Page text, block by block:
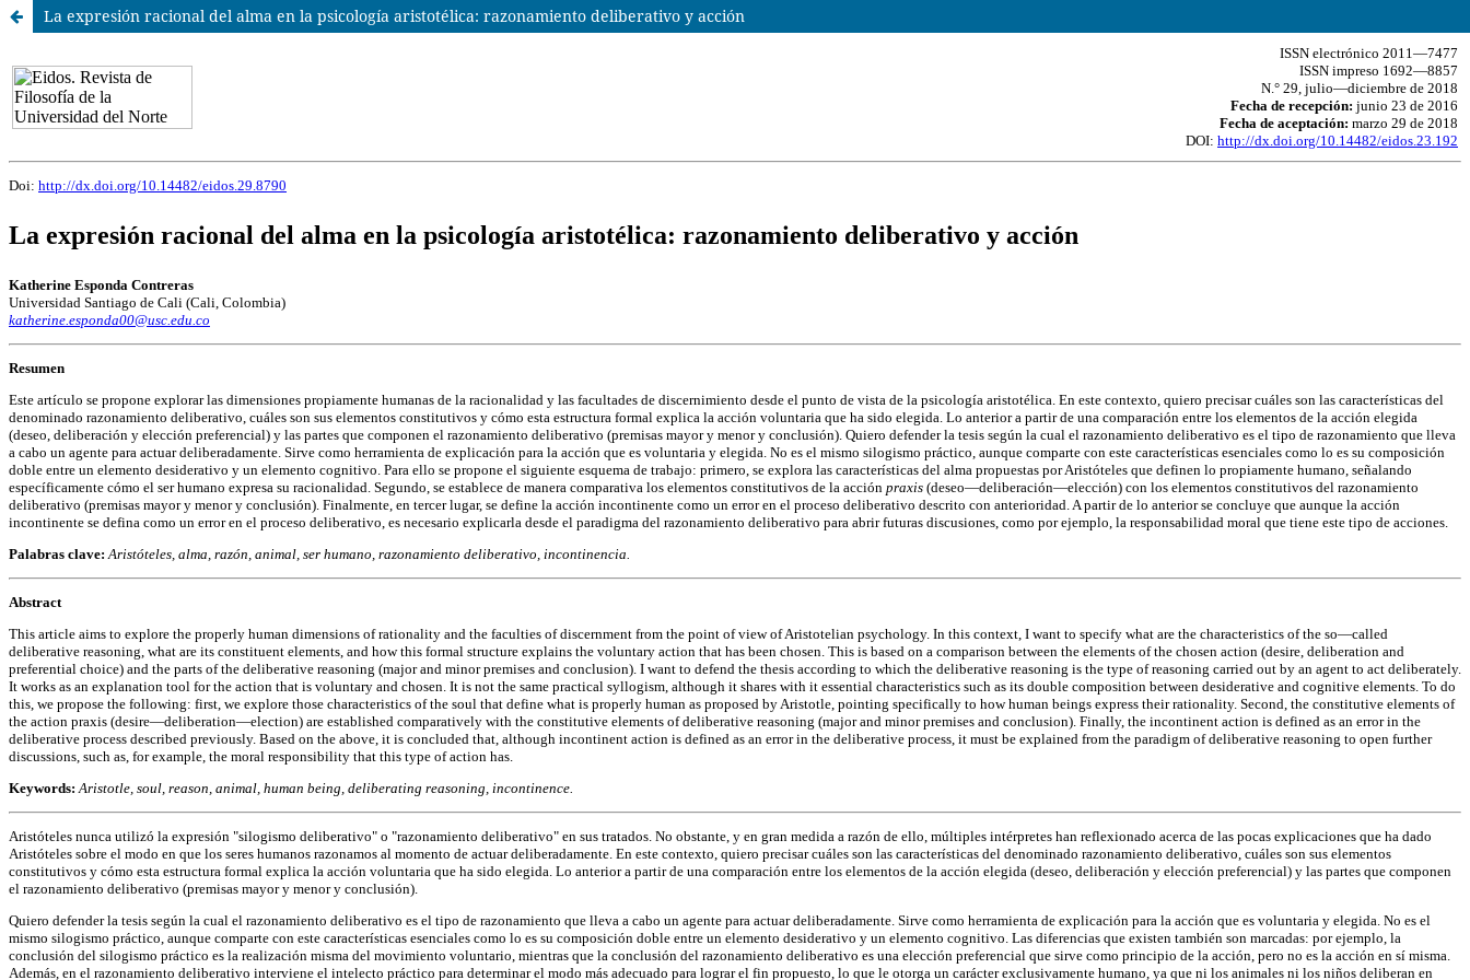
La expresión racional del alma en la psicología aristotélica: razonamiento deliberativo y acción